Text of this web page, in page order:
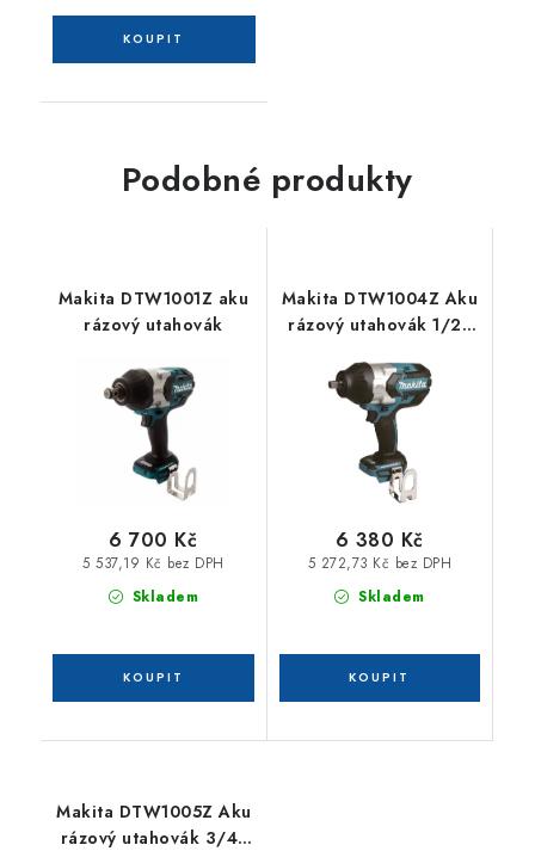
Podobné produkty
Makita DTW1001Z aku
rázový utahovák
Skladem
5 537,19 Kč bez DPH
6 700 Kč
Makita DTW1004Z Aku
rázový utahovák 1/2"
Z
Skladem
5 272,73 Kč bez DPH
6 380 Kč
Makita DTW1005Z Aku
rázový utahovák 3/4"